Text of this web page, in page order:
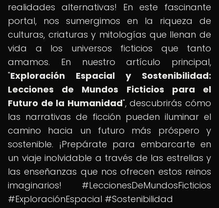
realidades alternativas! En este fascinante
portal, nos sumergimos en la riqueza de
culturas, criaturas y mitologías que llenan de
vida a los universos ficticios que tanto
amamos. En nuestro artículo principal,
"Exploración Espacial y Sostenibilidad:
Lecciones de Mundos Ficticios para el
Futuro de la Humanidad", descubrirás cómo
las narrativas de ficción pueden iluminar el
camino hacia un futuro más próspero y
sostenible. ¡Prepárate para embarcarte en
un viaje inolvidable a través de las estrellas y
las enseñanzas que nos ofrecen estos reinos
imaginarios! #LeccionesDeMundosFicticios
#ExploraciónEspacial #Sostenibilidad